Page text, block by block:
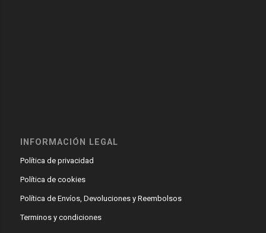
INFORMACIÓN LEGAL
Política de privacidad
Política de cookies
Política de Envíos, Devoluciones y Reembolsos
Terminos y condiciones